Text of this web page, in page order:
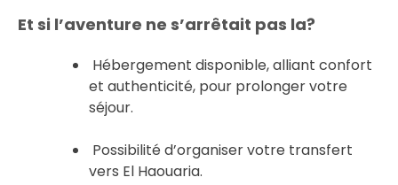
Et si l’aventure ne s’arrêtait pas la?
Hébergement disponible, alliant confort
et authenticité, pour prolonger votre
séjour.
Possibilité d’organiser votre transfert
vers El Haouaria.